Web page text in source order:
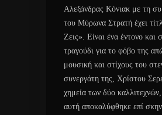
Αλεξάνδρας Κόνιακ με τη
του Μύρωνα Στρατή έχει
Ζεις». Είναι ένα έντονο και
τραγούδι για το φόβο της
μουσική και στίχους του
συνεργάτη της, Χρίστου
χημεία των δύο
αυτή αποκαλύφθηκε επί